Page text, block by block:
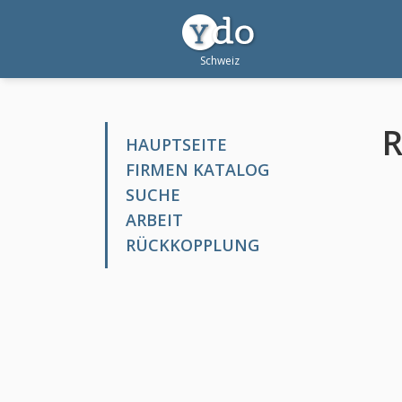
HAUPTSEITE
FIRMEN KATALOG
SUCHE
ARBEIT
RÜCKKOPPLUNG